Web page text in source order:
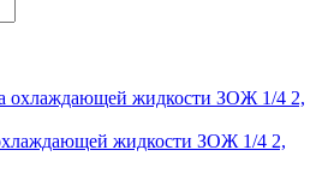
жидкости ЗОЖ 1/4 2,